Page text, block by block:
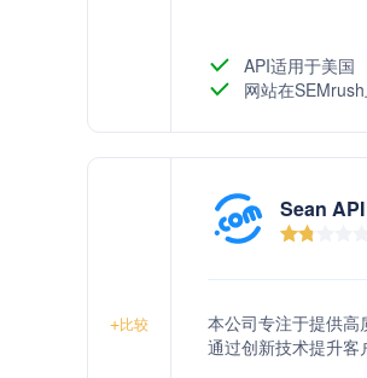
API适用于美国
网站在
+比较
Sean API
本公司专注于提供
通过创新技术提升客